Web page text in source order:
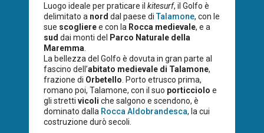
Luogo ideale per praticare il kitesurf, il Golfo è
delimitato a nord dal paese di Talamone, con le
sue scoglieree con la Rocca medievale, e a
sud dai monti del
Parco Naturale della
Maremma
La bellezza del Golfo è dovuta in gran parte al
fascino dell’abitato medievale di Talamone,
frazione di Orbetello . Porto etrusco prima,
romano poi, Talamone, con il suo porticciolo e
gli stretti vicoli che salgono e scendono, è
dominato dalla Rocca Aldobrandesca, la cui
costruzione durò secoli.